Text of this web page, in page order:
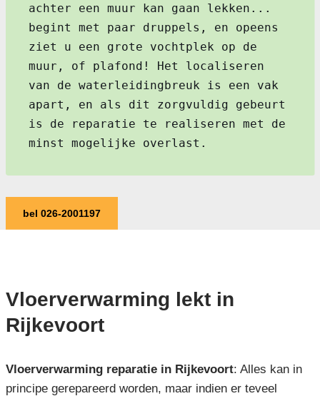
achter een muur kan gaan lekken...
begint met paar druppels, en opeens
ziet u een grote vochtplek op de
muur, of plafond! Het localiseren
van de waterleidingbreuk is een vak
apart, en als dit zorgvuldig gebeurt
is de reparatie te realiseren met de
minst mogelijke overlast.
bel 026-2001197
Vloerverwarming lekt in
Rijkevoort
Vloerverwarming reparatie in Rijkevoort: Alles kan in
principe gerepareerd worden, maar indien er teveel